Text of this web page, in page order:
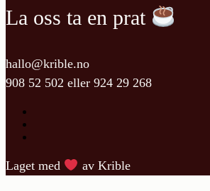
La oss ta en prat
hallo@krible.no
908 52 502 eller 924 29 268
Laget med av Krible